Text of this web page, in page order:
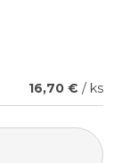
16,70 € / ks